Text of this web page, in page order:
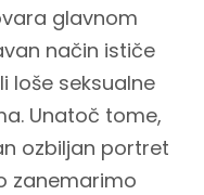
glavnom
način ističe
loše seksualne
Unatoč tome,
ozbiljan portret
zanemarimo